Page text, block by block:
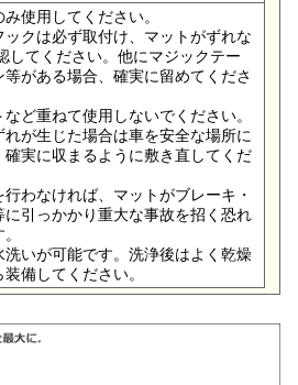
使用してください。
ックは必ず取付け、マットがずれな
してください。他にマジックテー
等がある場合、確実に留めてくださ
ど重ねて使用しないでください。
れが生じた場合は車を安全な場所に
確実に収まるように敷き直してくだ
わなければ、マットがブレーキ・
に引っかかり重大な事故を招く恐れ
洗いが可能です。洗浄後はよく乾燥
備してください。